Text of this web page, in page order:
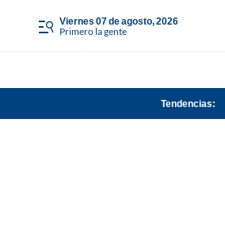
viernes 07 de agosto, 2026
Primero la gente
Tendencias: